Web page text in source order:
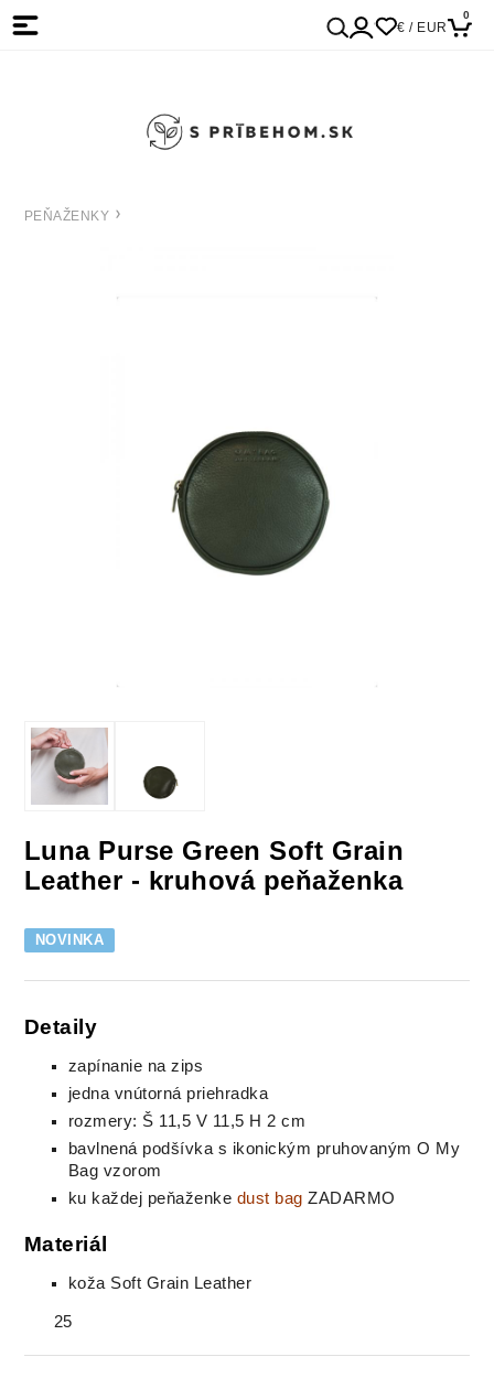
€ / EUR
0
PEŇAŽENKY
Luna Purse Green Soft Grain
Leather - kruhová peňaženka
NOVINKA
Detaily
zapínanie na zips
jedna vnútorná priehradka
rozmery: Š 11,5 V 11,5 H 2 cm
bavlnená podšívka s ikonickým pruhovaným O My
Bag vzorom
ku každej peňaženke dust bag ZADARMO
Materiál
koža Soft Grain Leather
25